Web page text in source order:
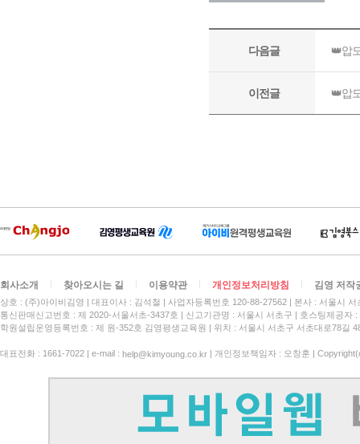
회사소개 찾아오시는 길 이용약관 개인정보처리방침 김영 저작
상호 : (주)아이비김영 대표이사 : 김석철 사업자등록번호 120-88-27562
본사 : 서울시
통신판매신고번호 : 제 2020-서울서초-3437호
신고기관명 : 서울시 서초구
호스팅제공자
학원설립운영등록번호 : 제 원-352호 김영평생교육원 | 위치 : 서울시 서초구 서초대로78길
대표전화 : 1661-7022 | e-mail : help@kimyoung.co.kr | 개인정보책임자 : 오창훈 |